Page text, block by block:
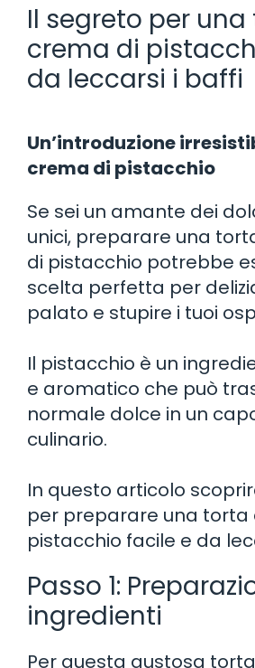
Il segreto per
crema di
da leccarsi i baffi
Un’introduzione
crema di pistacchio
Se sei un amante dei
unici, preparare una
di pistacchio potrebbe
scelta perfetta per
palato e stupire i tuoi
Il pistacchio è un
e aromatico che può
normale dolce in un
culinario.
In questo articolo
per preparare una torta
pistacchio facile e da
Passo 1:
ingredienti
Per questa gustosa